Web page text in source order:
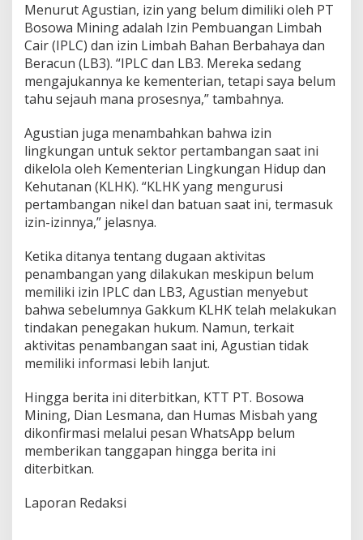
v
i
t
a
s
T
a
m
a
n
g
T
a
n
p
M
e
m
a
t
u
h
i
A
u
r
a
n
Menurut Agustian, izin yang belum dimiliki oleh PT
Bosowa Mining adalah Izin Pembuangan Limbah
Cair (IPLC) dan izin Limbah Bahan Berbahaya dan
Beracun (LB3). “IPLC dan LB3. Mereka sedang
mengajukannya ke kementerian, tetapi saya belum
tahu sejauh mana prosesnya,” tambahnya.
Agustian juga menambahkan bahwa izin
lingkungan untuk sektor pertambangan saat ini
dikelola oleh Kementerian Lingkungan Hidup dan
Kehutanan (KLHK). “KLHK yang mengurusi
pertambangan nikel dan batuan saat ini, termasuk
izin-izinnya,” jelasnya.
Ketika ditanya tentang dugaan aktivitas
penambangan yang dilakukan meskipun belum
memiliki izin IPLC dan LB3, Agustian menyebut
bahwa sebelumnya Gakkum KLHK telah melakukan
tindakan penegakan hukum. Namun, terkait
aktivitas penambangan saat ini, Agustian tidak
memiliki informasi lebih lanjut.
Hingga berita ini diterbitkan, KTT PT. Bosowa
Mining, Dian Lesmana, dan Humas Misbah yang
dikonfirmasi melalui pesan WhatsApp belum
memberikan tanggapan hingga berita ini
diterbitkan.
Laporan Redaksi